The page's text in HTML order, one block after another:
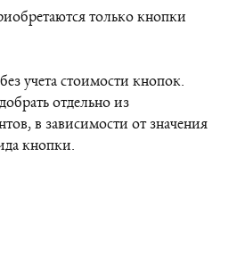
только кнопки
учета стоимости кнопок.
отдельно из
в зависимости от значения
кнопки.